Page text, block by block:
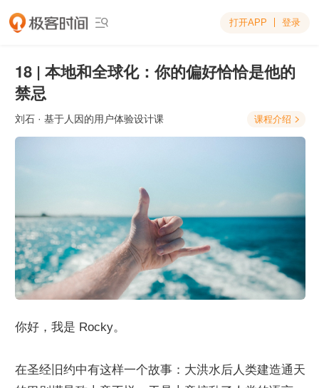
 打开APP 登录
18 | 本地和全球化：你的偏好恰恰是他的
禁忌
刘石 · 基于人因的用户体验设计课 课程介绍 
你好，我是 Rocky。
在圣经旧约中有这样一个故事：大洪水后人类建造通天